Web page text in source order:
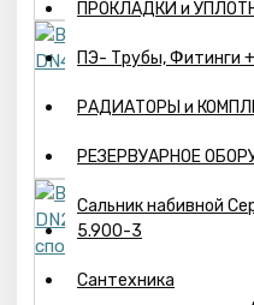
ПРОКЛАДКИ и
ПЭ- Трубы, Фитинги
РАДИАТОРЫ и
РЕЗЕРВУАРНОЕ
Сальник набивной
5.900-3
Сантехника
Воздухосборник
входа-DN40,